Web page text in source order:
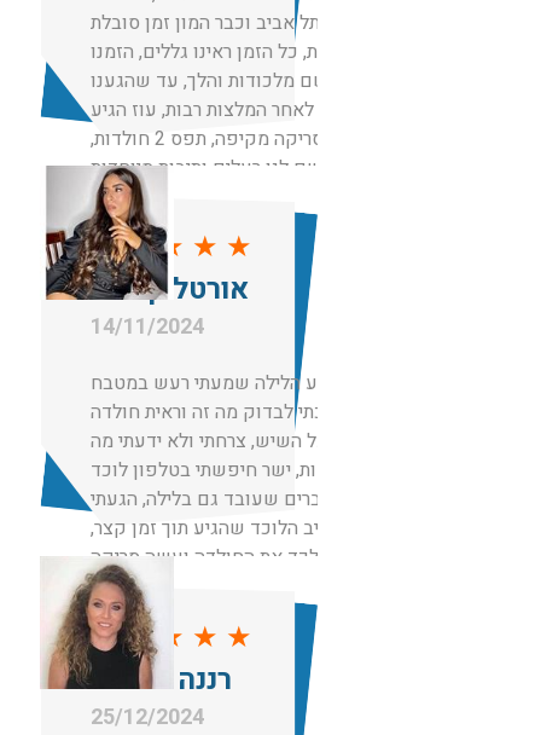
בתל אביב וכבר המון זמן סובלת
מחולדות, כל הזמן ראינו גללים, הזמנו
מדביר שם מלכודות והלך, עד שהגענו
אליכם לאחר המלצות רבות, עוז הגיע
עשה סריקה מקיפה, תפס 2 חולדות,
שם לנו רעלים ותיבות מיוחדות
למכרסמים, בנוסף גם שם רעל בביוב.
שירות פשוט מקצועי אמליץ עליכם
לכל מי שאני מכירה
תודה
★★★ ★ ★
אורטל קימחי
14/11/2024
באמצע הלילה שמעתי רעש במטבח
הלכתי לבדוק מה זה וראית חולדה
ענקית על השיש, צרחתי ולא ידעתי מה
לעשות, ישר חיפשתי בטלפון לוכד
עכברים שעובד גם בלילה, הגעתי
לשגיב הלוכד שהגיע תוך זמן קצר,
ממש לכד את החולדה ועשה סריקה
מקיפה והשאיר לי 2 מלכודות למקרה
ויש עוד והכל נעשה בחיוך ובמחיר
★★★ ★ ★
רננה מועלם
25/12/2024